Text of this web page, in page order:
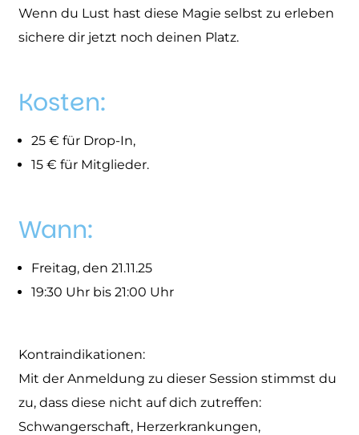
Wenn du Lust hast diese Magie selbst zu erleben
sichere dir jetzt noch deinen Platz.
Kosten:
25 € für Drop-In,
15 € für Mitglieder.
Wann:
Freitag, den 21.11.25
19:30 Uhr bis 21:00 Uhr
Kontraindikationen:
Mit der Anmeldung zu dieser Session stimmst du
zu, dass diese nicht auf dich zutreffen:
Schwangerschaft, Herzerkrankungen,